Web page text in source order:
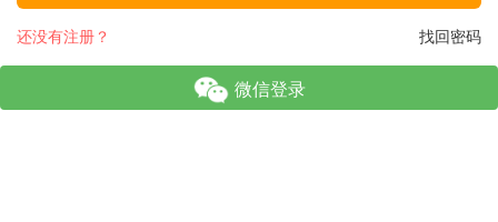
找回密码
还没有注册？
微信登录